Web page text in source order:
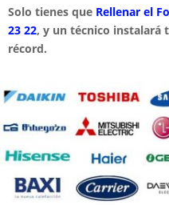
Solo tienes que Rellenar el
23 22, y un técnico instalará
récord.